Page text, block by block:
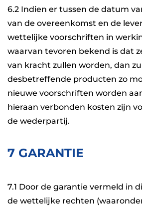
6.2 Indien er tussen de datum
van de overeenkomst en de
wettelijke voorschriften in
waarvan tevoren bekend is dat
van kracht zullen worden, dan
desbetreffende producten zo
nieuwe voorschriften worden
hieraan verbonden kosten zijn
de wederpartij.
7 GARANTIE
7.1 Door de garantie vermeld in
de wettelijke rechten